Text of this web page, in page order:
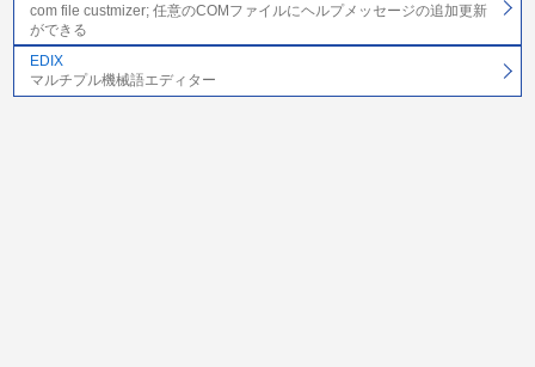
com file custmizer; 任意のCOMファイルにヘルプメッセージの追加更新
ができる
EDIX
マルチプル機械語エディター